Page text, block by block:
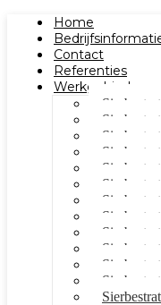
Home
Contact
Referenties
Werkgebied